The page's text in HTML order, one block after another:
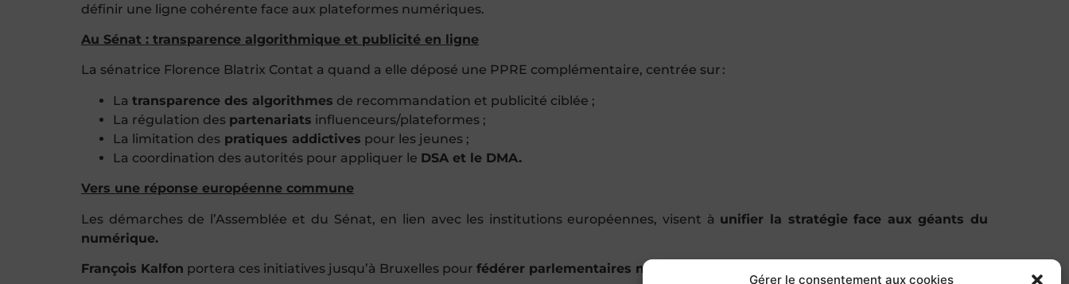
Gérer le consentement aux cookies
définir une ligne cohérente face aux plateformes numériques.
Au Sénat : transparence algorithmique et publicité en ligne
La sénatrice Florence Blatrix Contat a quand a elle déposé une PPRE complémentaire, centrée sur :
La transparence des algorithmes de recommandation et publicité ciblée ;
La régulation des partenariats influenceurs/plateformes ;
La limitation des pratiques addictives pour les jeunes ;
La coordination des autorités pour appliquer le DSA et le DMA.
Vers une réponse européenne commune
Les démarches de l’Assemblée et du Sénat, en lien avec les institutions européennes, visent à unifier la stratégie face aux géants du
numérique.
François Kalfon portera ces initiatives jusqu’à Bruxelles pour fédérer parlementaires nationaux et européens